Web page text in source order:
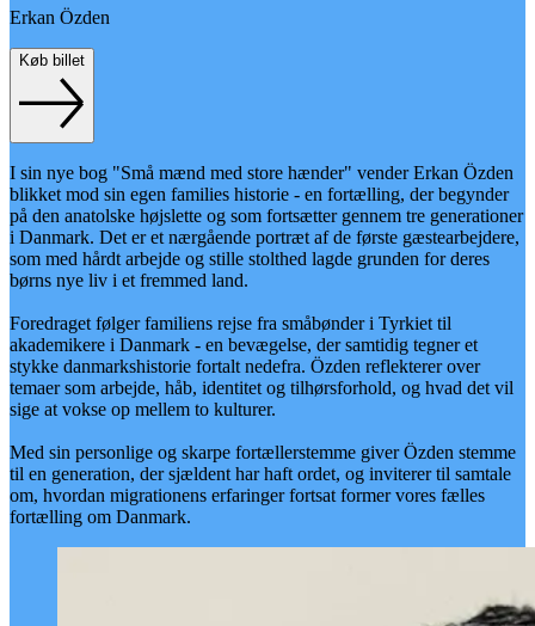
Erkan Özden
Køb billet
I sin nye bog "Små mænd med store hænder" vender Erkan Özden
blikket mod sin egen families historie - en fortælling, der begynder
på den anatolske højslette og som fortsætter gennem tre generationer
i Danmark. Det er et nærgående portræt af de første gæstearbejdere,
som med hårdt arbejde og stille stolthed lagde grunden for deres
børns nye liv i et fremmed land.
Foredraget følger familiens rejse fra småbønder i Tyrkiet til
akademikere i Danmark - en bevægelse, der samtidig tegner et
stykke danmarkshistorie fortalt nedefra. Özden reflekterer over
temaer som arbejde, håb, identitet og tilhørsforhold, og hvad det vil
sige at vokse op mellem to kulturer.
Med sin personlige og skarpe fortællerstemme giver Özden stemme
til en generation, der sjældent har haft ordet, og inviterer til samtale
om, hvordan migrationens erfaringer fortsat former vores fælles
fortælling om Danmark.